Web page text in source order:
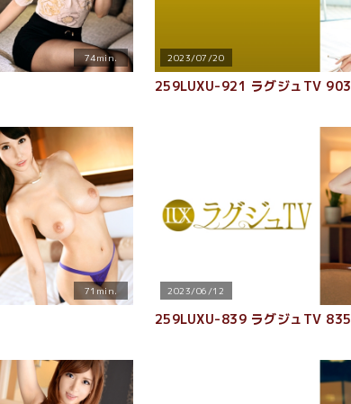
74min. 2023/07/20
259LUXU-921 ラグジュTV 903
71min. 2023/06/12
259LUXU-839 ラグジュTV 835